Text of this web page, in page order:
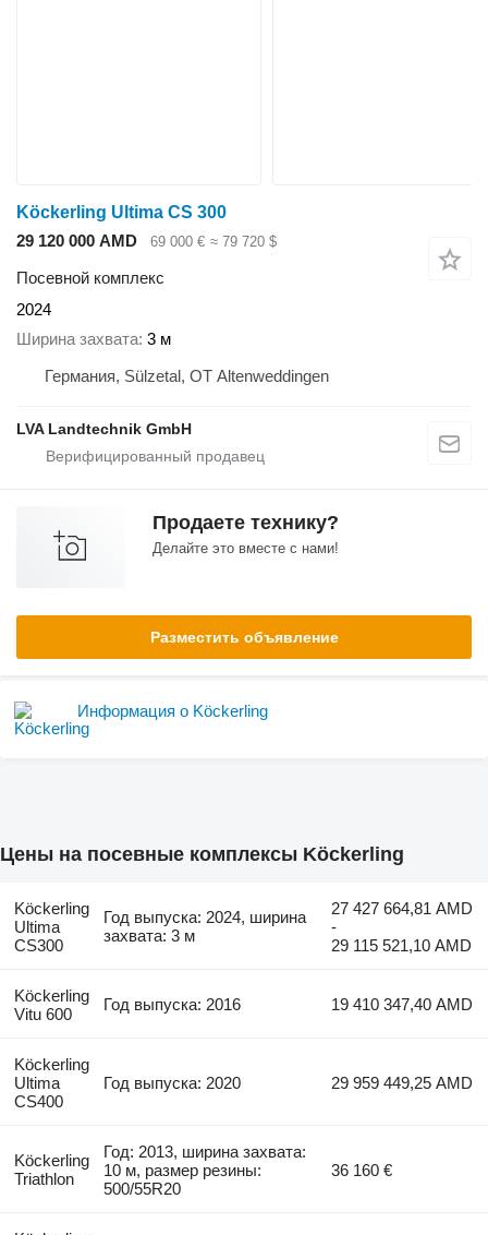
Köckerling Ultima CS 300
29 120 000 AMD
69 000 € ≈ 79 720 $
Посевной комплекс
2024
Ширина захвата 3 м
Германия, Sülzetal, OT Altenweddingen
LVA Landtechnik GmbH
Продаете технику?
Делайте это вместе с нами!
Разместить объявление
Информация о Köckerling
Цены на посевные комплексы Köckerling
Köckerling
Ultima
CS300
Год выпуска: 2024, ширина
захвата: 3 м
27 427 664,81 AMD
-
29 115 521,10 AMD
Köckerling
Vitu 600
Год выпуска: 2016 19 410 347,40 AMD
Köckerling
Ultima
CS400
Год выпуска: 2020 29 959 449,25 AMD
Köckerling
Triathlon
Год: 2013, ширина захвата:
10 м, размер резины:
500/55R20
36 160 €